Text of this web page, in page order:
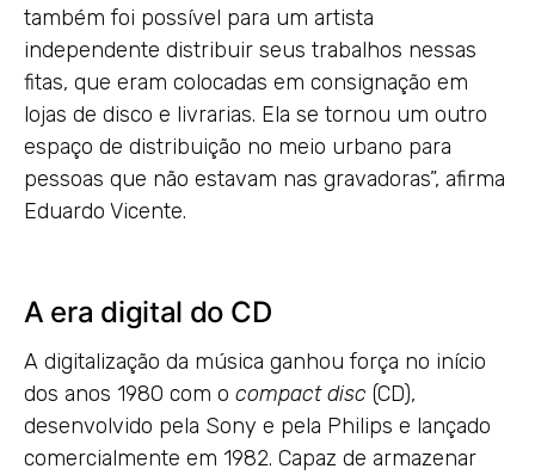
também foi possível para um artista
independente distribuir seus trabalhos nessas
fitas, que eram colocadas em consignação em
lojas de disco e livrarias. Ela se tornou um outro
espaço de distribuição no meio urbano para
pessoas que não estavam nas gravadoras”, afirma
Eduardo Vicente.
A era digital do CD
A digitalização da música ganhou força no início
dos anos 1980 com o compact disc (CD),
desenvolvido pela Sony e pela Philips e lançado
comercialmente em 1982. Capaz de armazenar